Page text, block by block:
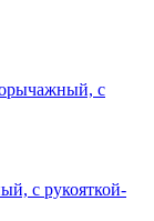
с
с рукояткой-